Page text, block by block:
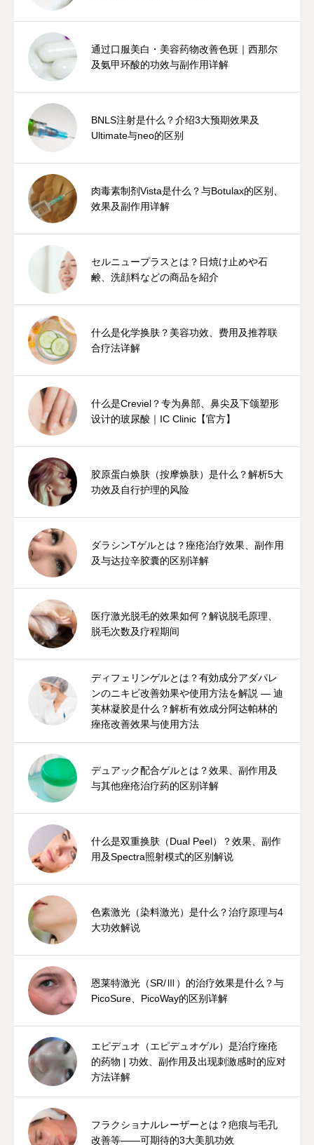
通过口服美白・美容药物改善色斑｜西那尔
及氨甲环酸的功效与副作用详解
BNLS注射是什么？介绍3大预期效果及
Ultimate与neo的区别
肉毒素制剂Vista是什么？与Botulax的区别、
效果及副作用详解
セルニュープラスとは？日焼け止めや石
鹸、洗顔料などの商品を紹介
什么是化学换肤？美容功效、费用及推荐联
合疗法详解
什么是Creviel？专为鼻部、鼻尖及下颌塑形
设计的玻尿酸｜IC Clinic【官方】
胶原蛋白焕肤（按摩焕肤）是什么？解析5大
功效及自行护理的风险
ダラシンTゲルとは？痤疮治疗效果、副作用
及与达拉辛胶囊的区别详解
医疗激光脱毛的效果如何？解说脱毛原理、
脱毛次数及疗程期间
ディフェリンゲルとは？有効成分アダパレ
ンのニキビ改善効果や使用方法を解説 — 迪
芙林凝胶是什么？解析有效成分阿达帕林的
痤疮改善效果与使用方法
デュアック配合ゲルとは？效果、副作用及
与其他痤疮治疗药的区别详解
什么是双重换肤（Dual Peel）？效果、副作
用及Spectra照射模式的区别解说
色素激光（染料激光）是什么？治疗原理与4
大功效解说
恩莱特激光（SR/Ⅲ）的治疗效果是什么？与
PicoSure、PicoWay的区别详解
エピデュオ（エピデュオゲル）是治疗痤疮
的药物 | 功效、副作用及出现刺激感时的应对
方法详解
フラクショナルレーザーとは？疤痕与毛孔
改善等——可期待的3大美肌功效